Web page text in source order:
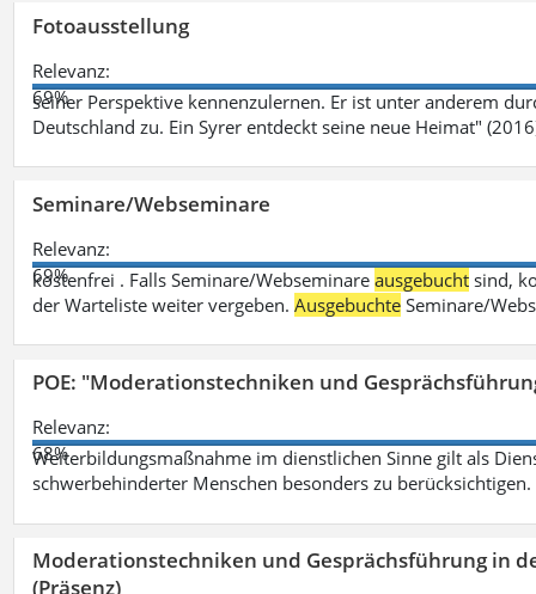
Fotoausstellung
Relevanz:
69%
seiner Perspektive kennenzulernen. Er ist unter anderem
Deutschland zu. Ein Syrer entdeckt seine neue Heimat"
Seminare/Webseminare
Relevanz:
69%
kostenfrei . Falls Seminare/Webseminareausgebucht sind,
der Warteliste weiter vergeben.Ausgebuchte Seminare/
POE: "Moderationstechniken und
Relevanz:
68%
Weiterbildungsmaßnahme im dienstlichen Sinne gilt als
schwerbehinderter Menschen besonders zu berücksichtigen.
Moderationstechniken und Gesprächsführung in
(Präsenz)